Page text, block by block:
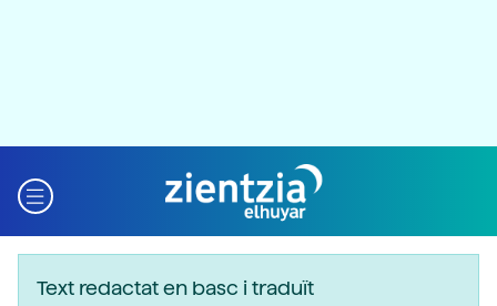
Text redactat en basc i traduït